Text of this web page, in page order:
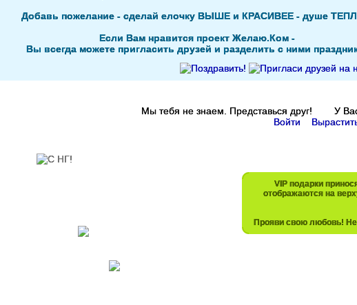
Добавь пожелание - сделай елочку ВЫШЕ и КРАСИВЕЕ - душе
Если Вам нравится проект Желаю.Ком -
Вы всегда можете пригласить друзей и разделить с ними
VIP подарки
отображаются на
Прояви свою любовь! Не
Мы тебя не знаем. Представься друг! У
Войти